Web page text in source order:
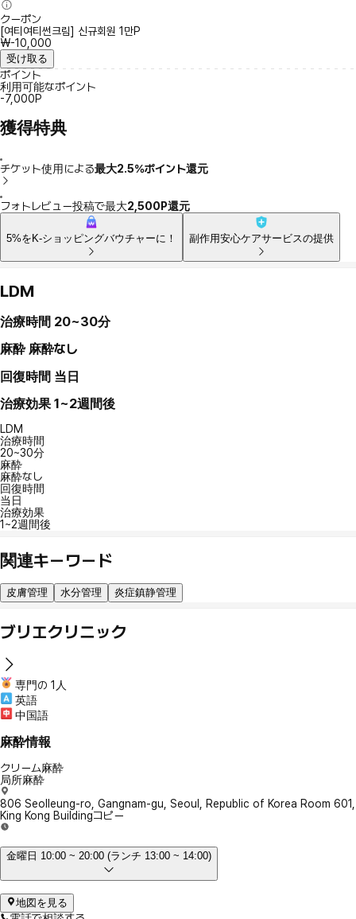
クーポン
[여티여티썬크림] 신규회원 1만P
₩-10,000
受け取る
ポイント
利用可能なポイント
-7,000P
獲得特典
チケット使用による最大2.5％ポイント還元
フォトレビュー投稿で最大2,500P還元
5%をK-ショッピングバウチャーに！ 副作用安心ケアサービスの提供
LDM
治療時間 20~30分
麻酔 麻酔なし
回復時間 当日
治療効果 1~2週間後
LDM
治療時間
20~30分
麻酔
麻酔なし
回復時間
当日
治療効果
1~2週間後
関連キーワード
皮膚管理 水分管理 炎症鎮静管理
ブリエクリニック
専門の 1人
英語
中国語
麻酔情報
クリーム麻酔
局所麻酔
806 Seolleung-ro, Gangnam-gu, Seoul, Republic of Korea Room 601,
King Kong Buildingコピー
金曜日 10:00 ~ 20:00 (ランチ 13:00 ~ 14:00)
地図を見る